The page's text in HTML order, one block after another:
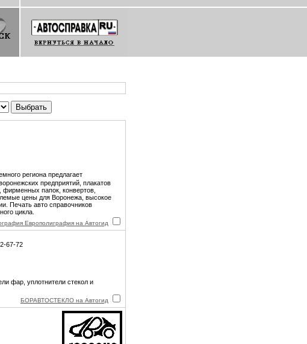
региона предлагает
предприятий, плакатов
фирменных папок, конвертов,
цены для Воронежа, высокое
Печать авто справочников
цикла.
Европолиграфия на Автогид
67-72
фар, уплотнители стекол и
БОРАВТОСТЕКЛО на Автогид